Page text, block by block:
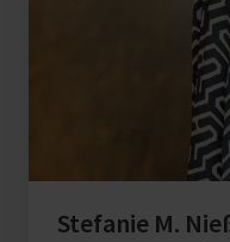
Stefanie M.